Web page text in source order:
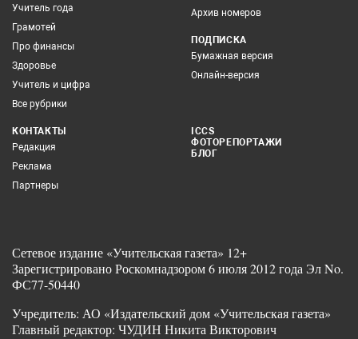
Учитель года
Грамотей
Про финансы
Здоровье
Учитель и цифра
Все рубрики
Архив номеров
ПОДПИСКА
Бумажная версия
Онлайн-версия
КОНТАКТЫ
Редакция
Реклама
Партнеры
ICCS
ФОТОРЕПОРТАЖИ
БЛОГ
Сетевое издание «Учительская газета» 12+
Зарегистрировано Роскомнадзором 6 июля 2012 года Эл No.
ФС77-50440
Учредитель: АО «Издательский дом «Учительская газета»
Главный редактор: ЧУДИН Никита Викторович